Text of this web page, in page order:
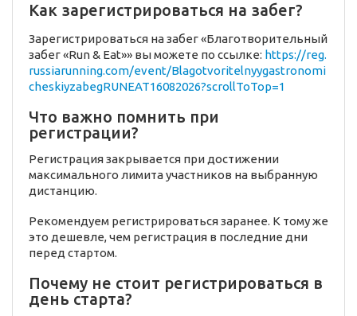
Как зарегистрироваться на забег?
Зарегистрироваться на забег «Благотворительный
забег «Run & Eat»» вы можете по ссылке: https://reg.
russiarunning.com/event/Blagotvoritelnyygastronomi
cheskiyzabegRUNEAT16082026?scrollToTop=1
Что важно помнить при
регистрации?
Регистрация закрывается при достижении
максимального лимита участников на выбранную
дистанцию.
Рекомендуем регистрироваться заранее. К тому же
это дешевле, чем регистрация в последние дни
перед стартом.
Почему не стоит регистрироваться в
день старта?